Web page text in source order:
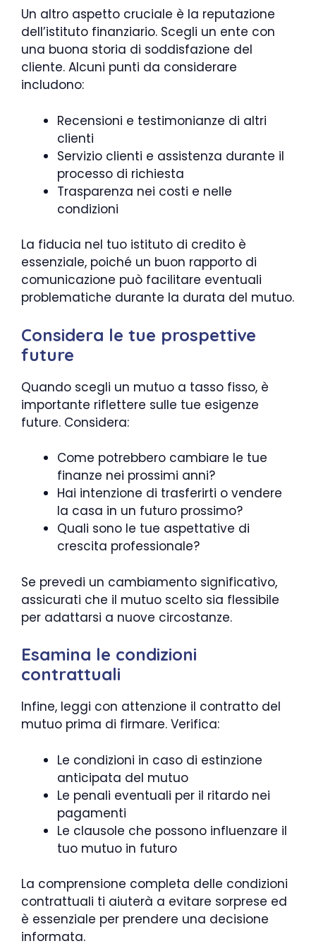
Un altro aspetto cruciale è la reputazione
dell’istituto finanziario. Scegli un ente con
una buona storia di soddisfazione del
cliente. Alcuni punti da considerare
includono:
Recensioni e testimonianze di altri
clienti
Servizio clienti e assistenza durante il
processo di richiesta
Trasparenza nei costi e nelle
condizioni
La fiducia nel tuo istituto di credito è
essenziale, poiché un buon rapporto di
comunicazione può facilitare eventuali
problematiche durante la durata del mutuo.
Considera le tue prospettive
future
Quando scegli un mutuo a tasso fisso, è
importante riflettere sulle tue esigenze
future. Considera:
Come potrebbero cambiare le tue
finanze nei prossimi anni?
Hai intenzione di trasferirti o vendere
la casa in un futuro prossimo?
Quali sono le tue aspettative di
crescita professionale?
Se prevedi un cambiamento significativo,
assicurati che il mutuo scelto sia flessibile
per adattarsi a nuove circostanze.
Esamina le condizioni
contrattuali
Infine, leggi con attenzione il contratto del
mutuo prima di firmare. Verifica:
Le condizioni in caso di estinzione
anticipata del mutuo
Le penali eventuali per il ritardo nei
pagamenti
Le clausole che possono influenzare il
tuo mutuo in futuro
La comprensione completa delle condizioni
contrattuali ti aiuterà a evitare sorprese ed
è essenziale per prendere una decisione
informata.